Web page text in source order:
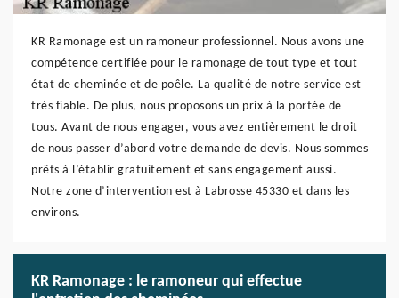
KR Ramonage est un ramoneur professionnel. Nous avons une
compétence certifiée pour le ramonage de tout type et tout
état de cheminée et de poêle. La qualité de notre service est
très fiable. De plus, nous proposons un prix à la portée de
tous. Avant de nous engager, vous avez entièrement le droit
de nous passer d’abord votre demande de devis. Nous sommes
prêts à l’établir gratuitement et sans engagement aussi.
Notre zone d’intervention est à Labrosse 45330 et dans les
environs.
KR Ramonage : le ramoneur qui effectue